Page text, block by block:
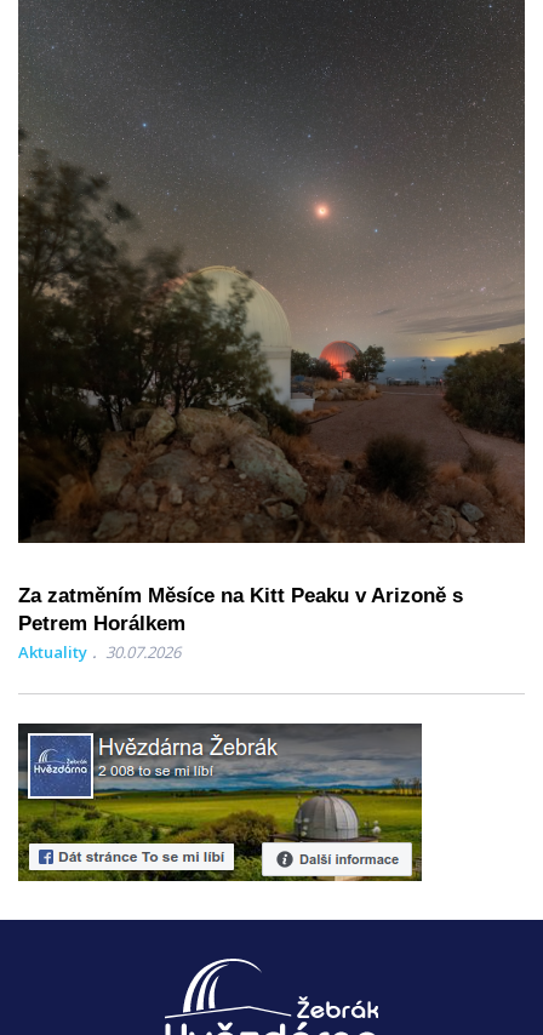
Za zatměním Měsíce na Kitt Peaku v Arizoně s
Petrem Horálkem
Aktuality 30.07.2026